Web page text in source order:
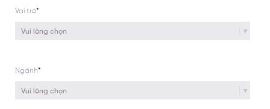
Vai trò*
Ngành*